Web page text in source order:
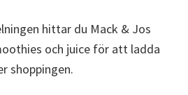
hittar du Mack & Jos
och juice för att ladda
shoppingen.